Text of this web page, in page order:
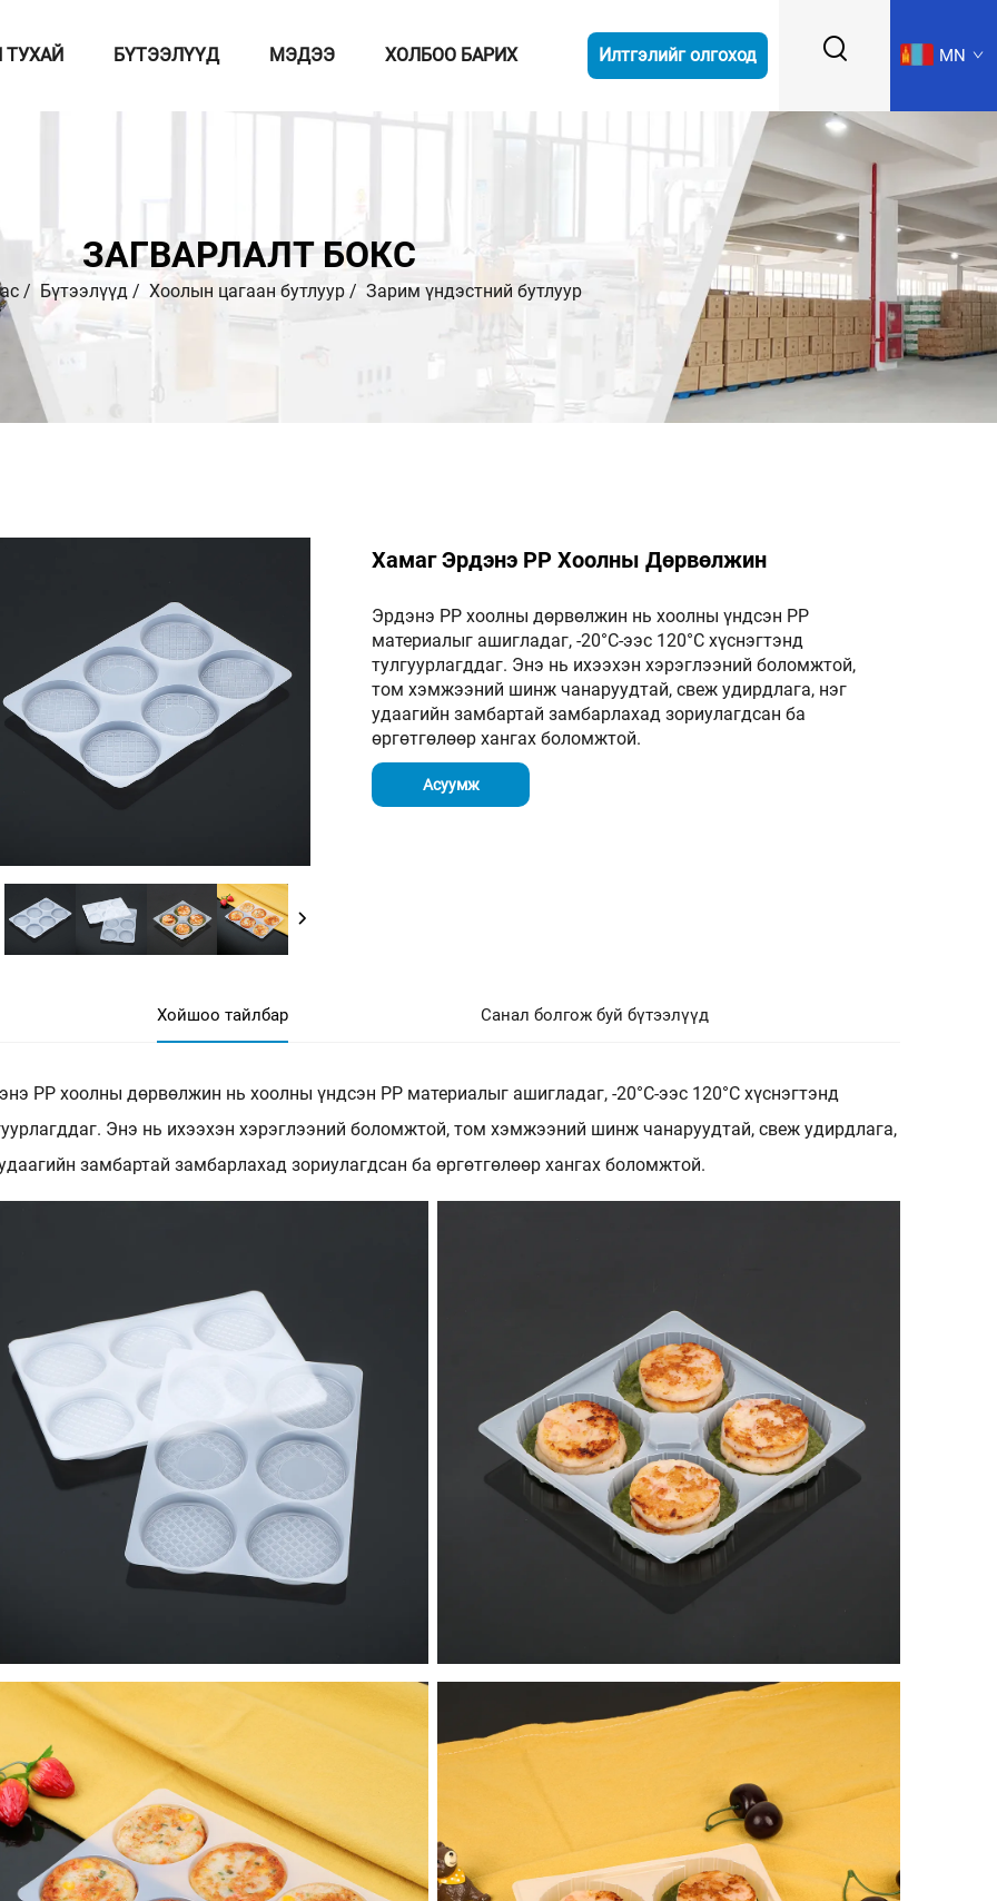
ТУХАЙ БҮТЭЭЛҮҮД МЭДЭЭ ХОЛБОО БАРИХ Илтгэлийг олгоход MN
ЗАГВАРЛАЛТ БОКС
/ Бүтээлүүд/ Хоолын цагаан бутлуур/ Зарим үндэстний бутлуур
Хамаг Эрдэнэ PP Хоолны Дөрвөлжин
Эрдэнэ PP хоолны дөрвөлжин нь хоолны үндсэн PP
материалыг ашигладаг, -20°C-ээс 120°C хүснэгтэнд
тулгуурлагддаг. Энэ нь ихээхэн хэрэглээний боломжтой,
том хэмжээний шинж чанаруудтай, свеж удирдлага, нэг
удаагийн замбартай замбарлахад зориулагдсан ба
өргөтгөлөөр хангах боломжтой.
Асуумж
Хойшоо тайлбар Санал болгож буй бүтээлүүд
PP хоолны дөрвөлжин нь хоолны үндсэн PP материалыг ашигладаг, -20°C-ээс 120°C хүснэгтэнд
Энэ нь ихээхэн хэрэглээний боломжтой, том хэмжээний шинж чанаруудтай, свеж удирдлага,
замбартай замбарлахад зориулагдсан ба өргөтгөлөөр хангах боломжтой.